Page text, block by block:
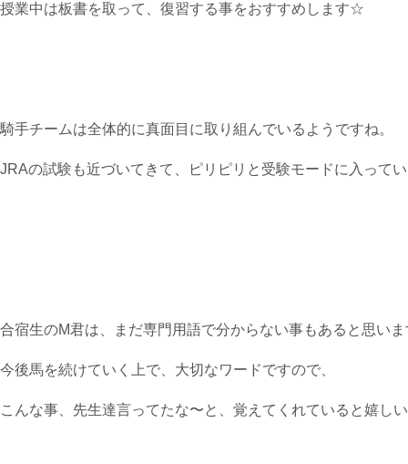
授業中は板書を取って、復習する事をおすすめします☆
騎手チームは全体的に真面目に取り組んでいるようですね。
JRAの試験も近づいてきて、ピリピリと受験モードに入って
合宿生のM君は、まだ専門用語で分からない事もあると思い
今後馬を続けていく上で、大切なワードですので、
こんな事、先生達言ってたな〜と、覚えてくれていると嬉し